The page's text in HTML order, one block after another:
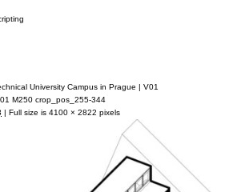
University Campus in Prague | V01
M250 crop_pos_255-344
| Full size is 4100 × 2822 pixels